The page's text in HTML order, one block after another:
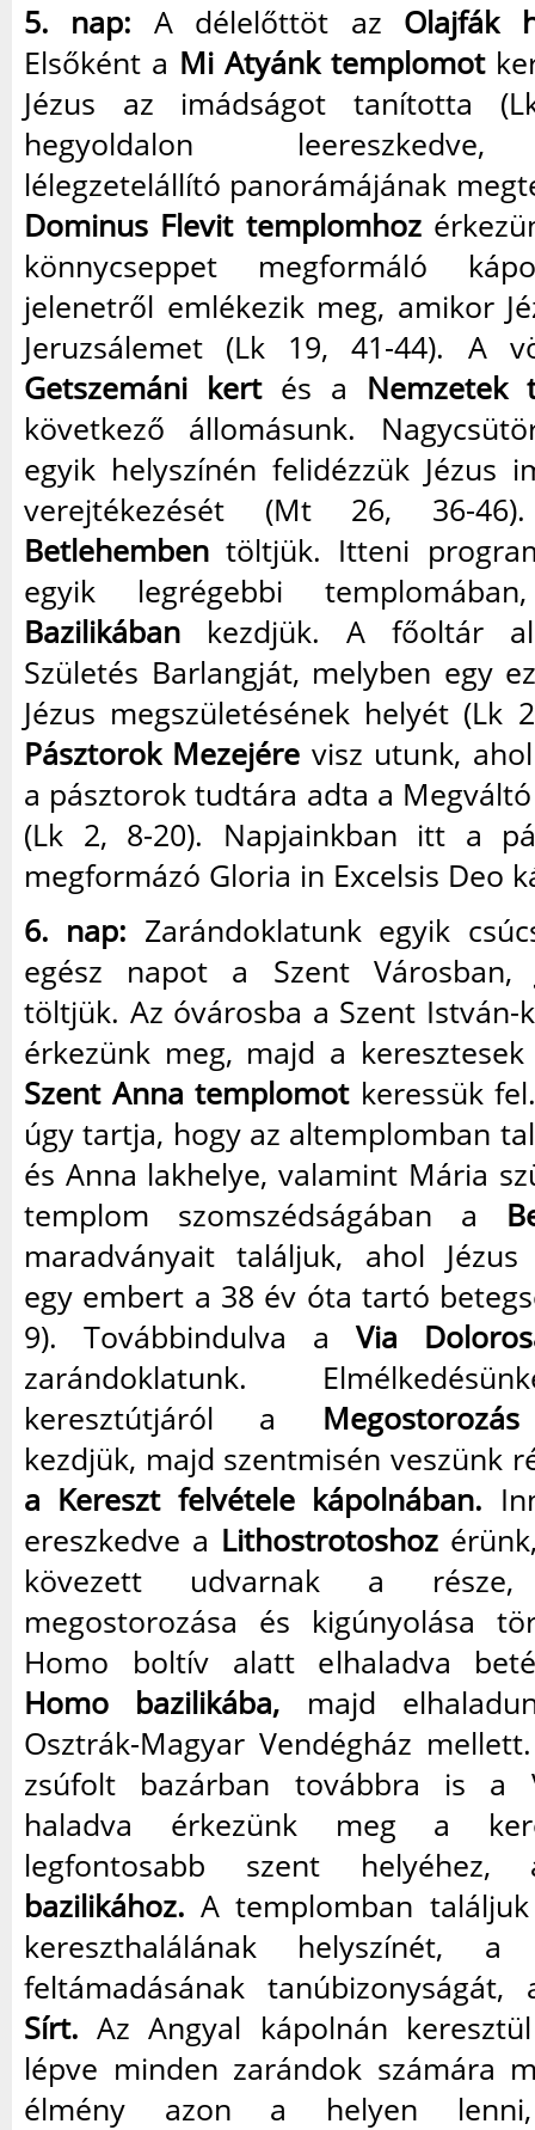
5. nap: A délelőttöt az Olajfák
Elsőként a Mi Atyánk templomot
Jézus az imádságot tanította
hegyoldalon leereszkedve,
lélegzetelállító panorámájának
Dominus Flevit templomhoz
könnycseppet megformáló
jelenetről emlékezik meg, amikor
Jeruzsálemet (Lk 19, 41-44). A
Getszemáni kertés a Nemzetek
következő állomásunk.
egyik helyszínén felidézzük Jézus
verejtékezését (Mt 26, 36-
Betlehemben töltjük. Itteni
egyik legrégebbi
Bazilikában kezdjük. A főoltár
Születés Barlangját, melyben egy
Jézus megszületésének helyét (Lk
Pásztorok Mezejére visz utunk,
a pásztorok tudtára adta a
(Lk 2, 8-20). Napjainkban itt a
megformázó Gloria in Excelsis Deo
6. nap: Zarándoklatunk egyik
egész napot a Szent Városban,
töltjük. Az óvárosba a Szent István-
érkezünk meg, majd a
Szent Anna templomotkeressük
úgy tartja, hogy az altemplomban
és Anna lakhelye, valamint Mária
templom szomszédságában a
maradványait találjuk, ahol Jézus
egy embert a 38 év óta tartó
9). Továbbindulva a Via
zarándoklatunk.
keresztútjáról a
kezdjük, majd szentmisén veszünk
a Kereszt felvétele kápolnában.
ereszkedve a Lithostrotoshoz
kövezett udvarnak a
megostorozása és kigúnyolása
Homo boltív alatt elhaladva
Homo bazilikába, majd
Osztrák-Magyar Vendégház
zsúfolt bazárban továbbra is a
haladva érkezünk meg a
legfontosabb szent
bazilikához. A templomban találjuk
kereszthalálának helyszínét,
feltámadásának
Sírt. Az Angyal kápolnán
lépve minden zarándok számára
élmény azon a helyen